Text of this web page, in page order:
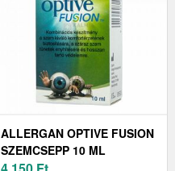
ALLERGAN OPTIVE FUSION
SZEMCSEPP 10 ML